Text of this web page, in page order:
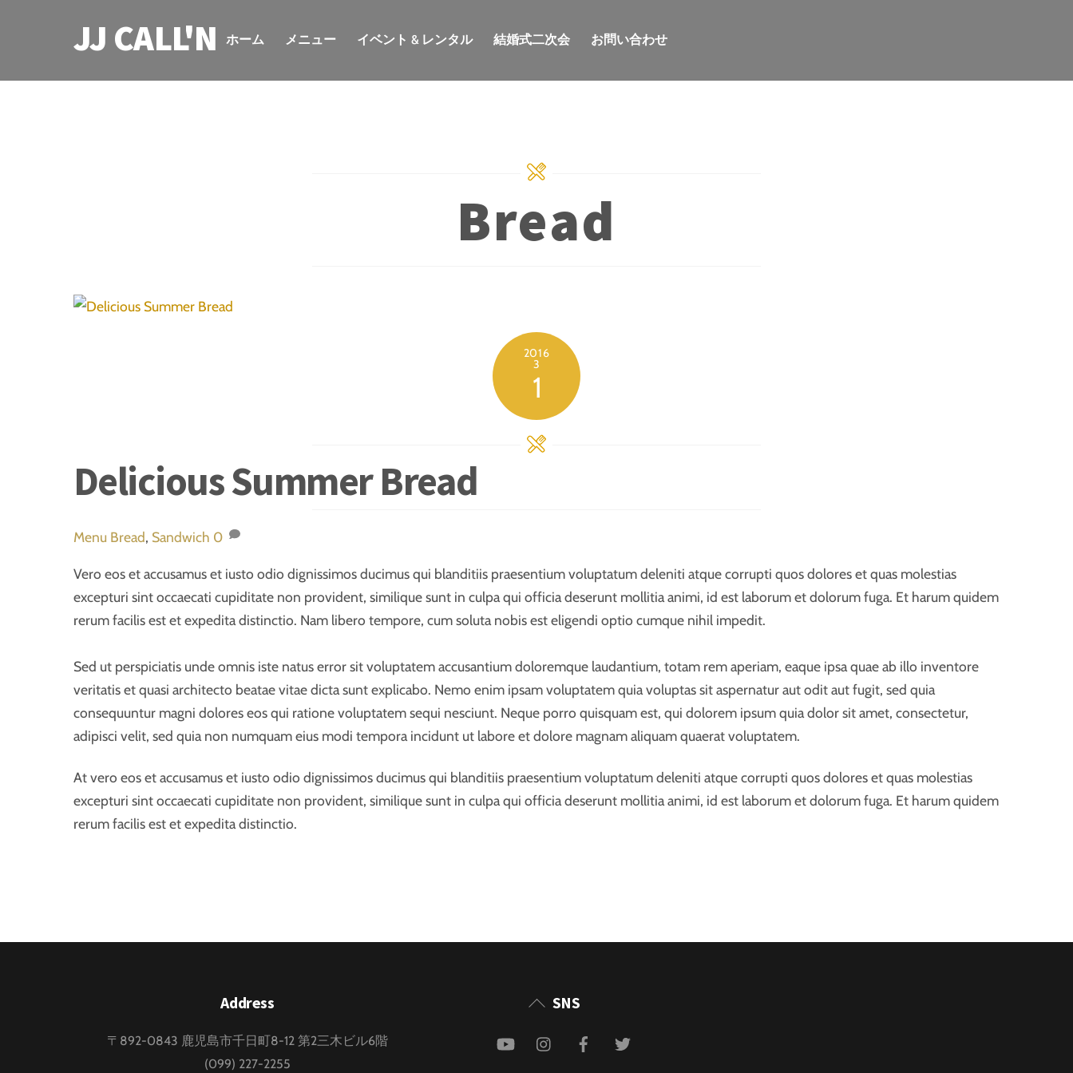
JJ CALL'N ホーム メニュー イベント & レンタル 結婚式二次会 お問い合わせ
Bread
2016
3
1
Delicious Summer Bread
Menu Bread, Sandwich 0
Vero eos et accusamus et iusto odio dignissimos ducimus qui blanditiis praesentium voluptatum deleniti atque corrupti quos dolores et quas molestias
excepturi sint occaecati cupiditate non provident, similique sunt in culpa qui officia deserunt mollitia animi, id est laborum et dolorum fuga. Et harum quidem
rerum facilis est et expedita distinctio. Nam libero tempore, cum soluta nobis est eligendi optio cumque nihil impedit.
Sed ut perspiciatis unde omnis iste natus error sit voluptatem accusantium doloremque laudantium, totam rem aperiam, eaque ipsa quae ab illo inventore
veritatis et quasi architecto beatae vitae dicta sunt explicabo. Nemo enim ipsam voluptatem quia voluptas sit aspernatur aut odit aut fugit, sed quia
consequuntur magni dolores eos qui ratione voluptatem sequi nesciunt. Neque porro quisquam est, qui dolorem ipsum quia dolor sit amet, consectetur,
adipisci velit, sed quia non numquam eius modi tempora incidunt ut labore et dolore magnam aliquam quaerat voluptatem.
At vero eos et accusamus et iusto odio dignissimos ducimus qui blanditiis praesentium voluptatum deleniti atque corrupti quos dolores et quas molestias
excepturi sint occaecati cupiditate non provident, similique sunt in culpa qui officia deserunt mollitia animi, id est laborum et dolorum fuga. Et harum quidem
rerum facilis est et expedita distinctio.
Back
Top
Address
〒892-0843 鹿児島市千日町8-12 第2三木ビル6階
(099) 227-2255
SNS
YouTube InstagramFacebook